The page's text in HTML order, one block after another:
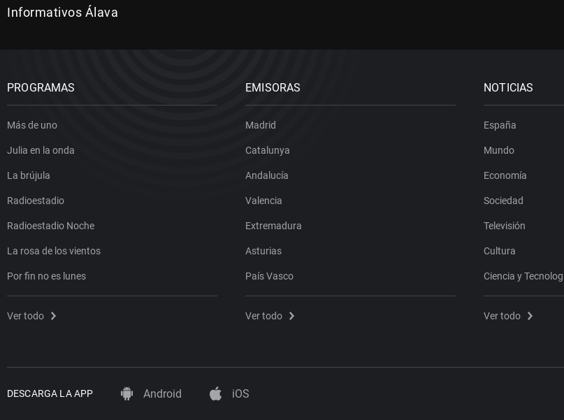
Informativos Álava
PROGRAMAS
Más de uno
Julia en la onda
La brújula
Radioestadio
Radioestadio Noche
La rosa de los vientos
Por fin no es lunes
Ver todo
EMISORAS
Madrid
Catalunya
Andalucía
Valencia
Extremadura
Asturias
País Vasco
Ver todo
NOTICIAS
España
Mundo
Economía
Sociedad
Televisión
Cultura
Ciencia y
Ver todo
DESCARGA LA APP Android iOS